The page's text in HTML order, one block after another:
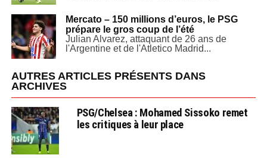
Mercato – 150 millions d’euros, le PSG
prépare le gros coup de l’été
Julian Alvarez, attaquant de 26 ans de
l'Argentine et de l'Atletico Madrid...
AUTRES ARTICLES PRÉSENTS DANS
ARCHIVES
PSG/Chelsea : Mohamed Sissoko remet
les critiques à leur place